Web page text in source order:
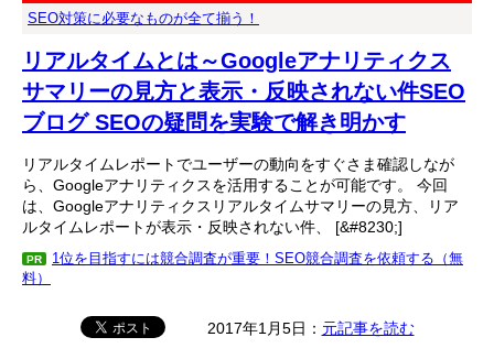
SEO対策に必要なものが全て揃う！
リアルタイムとは～Googleアナリティクス
サマリーの見方と表示・反映されない件SEO
ブログ SEOの疑問を実験で解き明かす
リアルタイムレポートでユーザーの動向をすぐさま確認しなが
ら、Googleアナリティクスを活用することが可能です。 今回
は、Googleアナリティクスリアルタイムサマリーの見方、リア
ルタイムレポートが表示・反映されない件、 [&#8230;]
PR
1位を目指すには競合調査が重要！SEO競合調査を依頼する（無
料）
2017年1月5日： 元記事を読む